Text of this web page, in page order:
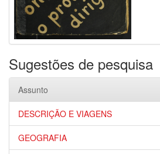
Sugestões de pesquisa
Assunto
DESCRIÇÃO E VIAGENS
GEOGRAFIA